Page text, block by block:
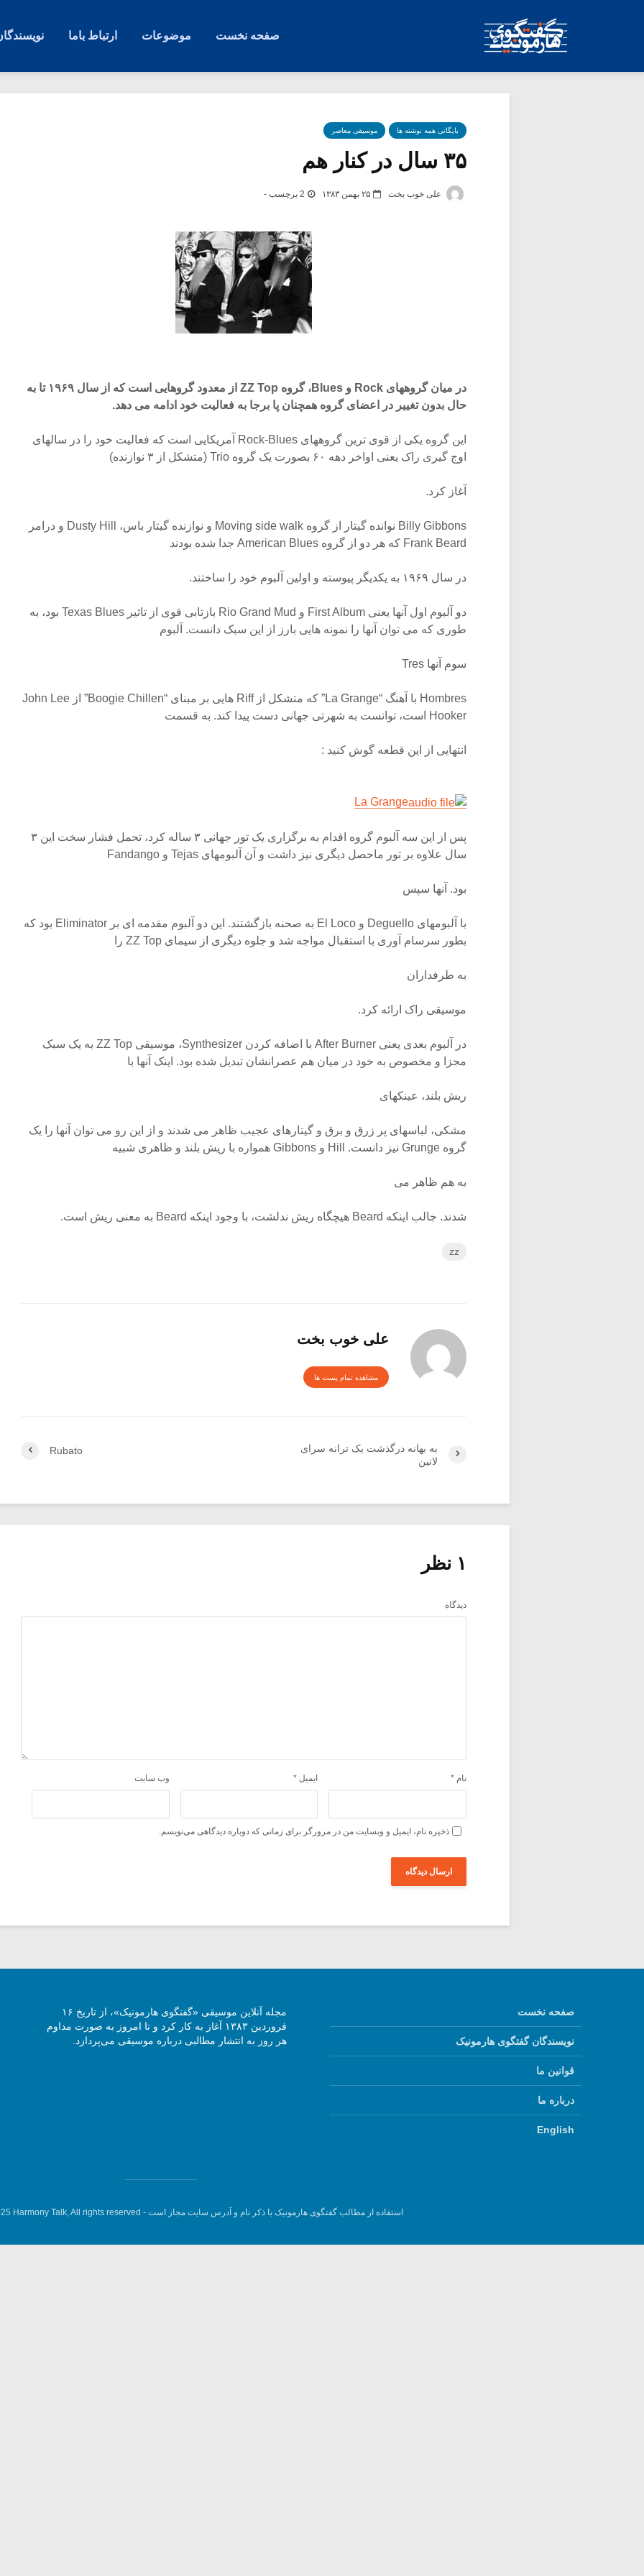
صفحه نخست موضوعات ارتباط باما
بایگانی همه نوشته ها موسیقی معاصر
۳۵ سال در کنار هم
علی خوب بخت ۲۵ بهمن ۱۳۸۳ 2 برچسب -
در میان گروههای Rock و Blues، گروه ZZ Top از معدود گروهایی است که از سال ۱۹۶۹ تا به
حال بدون تغییر در اعضای گروه همچنان پا برجا به فعالیت خود ادامه می دهد.
این گروه یکی از قوی ترین گروههای Rock-Blues آمریکایی است که فعالیت خود را در سالهای
اوج گیری راک یعنی اواخر دهه ۶۰ بصورت یک گروه Trio (متشکل از ۳ نوازنده)
آغاز کرد.
Billy Gibbons نوانده گیتار از گروه Moving side walk و نوازنده گیتار باس، Dusty Hill و درامر
Frank Beard که هر دو از گروه American Blues جدا شده بودند
در سال ۱۹۶۹ به یکدیگر پیوسته و اولین آلبوم خود را ساختند.
دو آلبوم اول آنها یعنی First Album و Rio Grand Mud بازتابی قوی از تاثیر Texas Blues بود، به
طوری که می توان آنها را نمونه هایی بارز از این سبک دانست. آلبوم
سوم آنها Tres
Hombres با آهنگ “La Grange” که متشکل از Riff هایی بر مبنای “Boogie Chillen” از John Lee
Hooker است، توانست به شهرتی جهانی دست پیدا کند. به قسمت
انتهایی از این قطعه گوش کنید :
La Grange
پس از این سه آلبوم گروه اقدام به برگزاری یک تور جهانی ۳ ساله کرد، تحمل فشار سخت این ۳
سال علاوه بر تور ماحصل دیگری نیز داشت و آن آلبومهای Tejas و Fandango
بود. آنها سپس
با آلبومهای Deguello و El Loco به صحنه بازگشتند. این دو آلبوم مقدمه ای بر Eliminator بود که
بطور سرسام آوری با استقبال مواجه شد و جلوه دیگری از سیمای ZZ Top را
به طرفداران
موسیقی راک ارائه کرد.
در آلبوم بعدی یعنی After Burner با اضافه کردن Synthesizer، موسیقی ZZ Top به یک سبک
مجزا و مخصوص به خود در میان هم عصرانشان تبدیل شده بود. اینک آنها با
ریش بلند، عینکهای
مشکی، لباسهای پر زرق و برق و گیتارهای عجیب ظاهر می شدند و از این رو می توان آنها را یک
گروه Grunge نیز دانست. Hill و Gibbons همواره با ریش بلند و ظاهری شبیه
به هم ظاهر می
شدند. جالب اینکه Beard هیچگاه ریش ندلشت، با وجود اینکه Beard به معنی ریش است.
zz
علی خوب بخت
مشاهده تمام پست ها
Rubato
به بهانه درگذشت یک ترانه سرای
لاتین
۱ نظر
دیدگاه
نام * ایمیل * وب‌ سایت
ذخیره نام، ایمیل و وبسایت من در مرورگر برای زمانی که دوباره دیدگاهی می‌نویسم.
صفحه نخست
نویسندگان گفتگوی هارمونیک
قوانین ما
درباره ما
English
مجله آنلاین موسیقی «گفتگوی هارمونیک»، از تاریخ ۱۶
فروردین ۱۳۸۳ آغاز به کار کرد و تا امروز به صورت مداوم
هر روز به انتشار مطالبی درباره موسیقی می‌پردازد.
استفاده از مطالب گفتگوی هارمونیک با ذکر نام و آدرس سایت مجاز است - Harmony Talk, All rights reserved.